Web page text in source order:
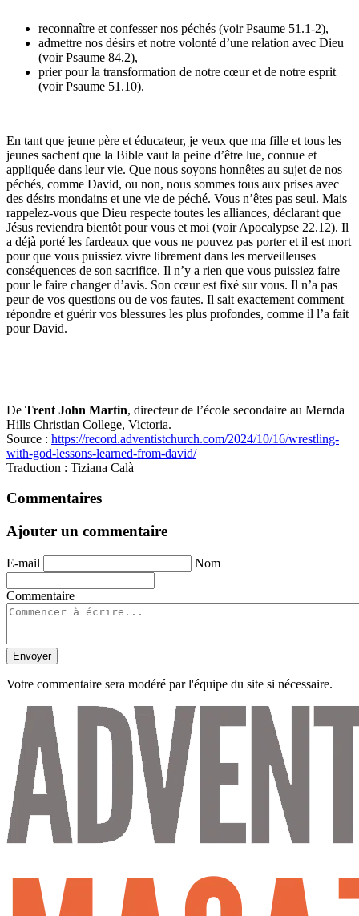
reconnaître et confesser nos péchés (voir Psaume 51.1-2),
admettre nos désirs et notre volonté d’une relation avec Dieu
(voir Psaume 84.2),
prier pour la transformation de notre cœur et de notre esprit
(voir Psaume 51.10).
En tant que jeune père et éducateur, je veux que ma fille et tous les
jeunes sachent que la Bible vaut la peine d’être lue, connue et
appliquée dans leur vie. Que nous soyons honnêtes au sujet de nos
péchés, comme David, ou non, nous sommes tous aux prises avec
des désirs mondains et une vie de péché. Vous n’êtes pas seul. Mais
rappelez-vous que Dieu respecte toutes les alliances, déclarant que
Jésus reviendra bientôt pour vous et moi (voir Apocalypse 22.12). Il
a déjà porté les fardeaux que vous ne pouvez pas porter et il est mort
pour que vous puissiez vivre librement dans les merveilleuses
conséquences de son sacrifice. Il n’y a rien que vous puissiez faire
pour le faire changer d’avis. Son cœur est fixé sur vous. Il n’a pas
peur de vos questions ou de vos fautes. Il sait exactement comment
répondre et guérir vos blessures les plus profondes, comme il l’a fait
pour David.
De Trent John Martin, directeur de l’école secondaire au Mernda
Hills Christian College, Victoria.
Source : https://record.adventistchurch.com/2024/10/16/wrestling-
with-god-lessons-learned-from-david/
Traduction : Tiziana Calà
Commentaires
Ajouter un commentaire
E-mail Nom
Commentaire
Envoyer
Votre commentaire sera modéré par l'équipe du site si nécessaire.